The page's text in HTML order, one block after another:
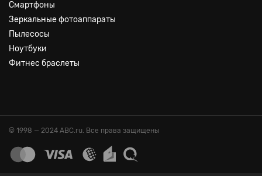
Смартфоны
Зеркальные фотоаппараты
Пылесосы
Ноутбуки
Фитнес браслеты
© 1998 — 2024 ABC.ru. Все права защищены